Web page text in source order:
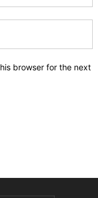
browser for the next